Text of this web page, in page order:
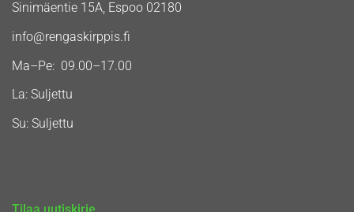
Sinimäentie 15A, Espoo 02180
info@rengaskirppis.fi
Ma–Pe: 09.00–17.00
La: Suljettu
Su: Suljettu